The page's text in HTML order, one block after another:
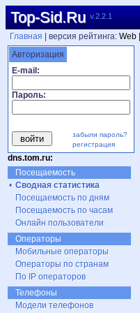
Top-Sid.Ru v.2.2.1
Главная
| версия рейтинга: Web |
Авторизация
E-mail:
Пароль:
забыли пароль?
регистрация
dns.tom.ru:
Посещаемость
• Сводная статистика
Посещаемость по дням
Посещаемость по часам
Онлайн пользователи
Операторы
Мобильные операторы
Операторы по странам
По IP операторов
Телефоны
Модели телефонов